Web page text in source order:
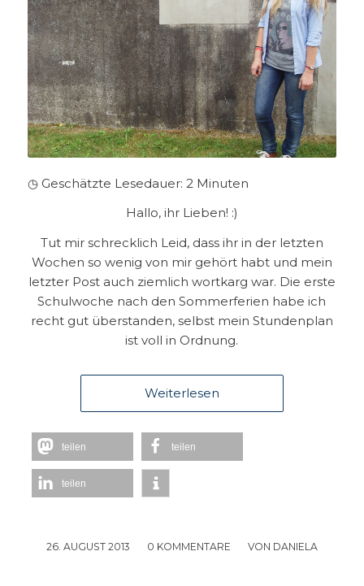
◷ Geschätzte Lesedauer: 2 Minuten
Hallo, ihr Lieben! :)
Tut mir schrecklich Leid, dass ihr in der letzten
Wochen so wenig von mir gehört habt und mein
letzter Post auch ziemlich wortkarg war. Die erste
Schulwoche nach den Sommerferien habe ich
recht gut überstanden, selbst mein Stundenplan
ist voll in Ordnung.
Weiterlesen
teilen teilen
teilen
26. AUGUST 2013
/ 0 KOMMENTARE
/ VON DANIELA